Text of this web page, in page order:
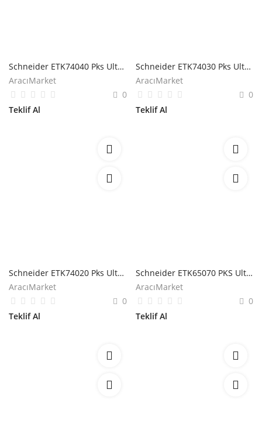
Schneider ETK74040 Pks Ultra 74x21mm Dirsek
AracıMarket
0
Teklif Al
Schneider ETK74030 Pks Ultra 74x21mm Hareketli Dış Köşe
AracıMarket
0
Teklif Al
Schneider ETK74020 Pks Ultra 74x21mm Hareketli İç Köşe
AracıMarket
0
Teklif Al
Schneider ETK65070 PKS Ultra Klima Kanalı Ek Yeri Kapatıcı
AracıMarket
0
Teklif Al